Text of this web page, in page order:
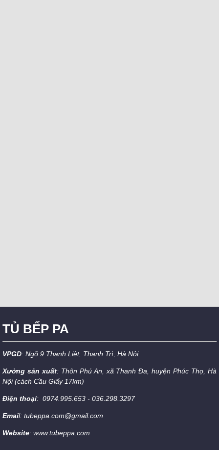
TỦ BẾP PA
VPGD: Ngõ 9 Thanh Liệt, Thanh Trì, Hà Nội.
Xưởng sản xuất: Thôn Phú An, xã Thanh Đa, huyện Phúc Thọ, Hà
Nội (cách Cầu Giấy 17km)
Điện thoại: 0974.995.653 - 036.298.3297
Email: tubeppa.com@gmail.com
Website: www.tubeppa.com